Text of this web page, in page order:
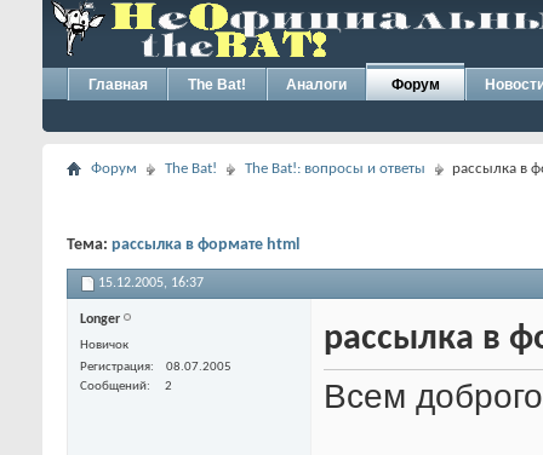
Главная The Bat! Аналоги Форум
Форум The Bat! The Bat!: вопросы и ответы рассылка в
Тема: рассылка в формате html
15.12.2005, 16:37
Longer
Новичок
Регистрация
08.07.2005
Сообщений
2
рассылка в
Всем